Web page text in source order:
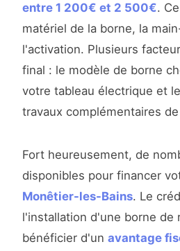
entre 1 200€ et 2 500€.
matériel de la borne, la
l'activation. Plusieurs
final : le modèle de borne
votre tableau électrique et
travaux complémentaires
Fort heureusement, de
disponibles pour financer
Monêtier-les-Bains. Le
l'installation d'une borne de
bénéficier d'un avantage